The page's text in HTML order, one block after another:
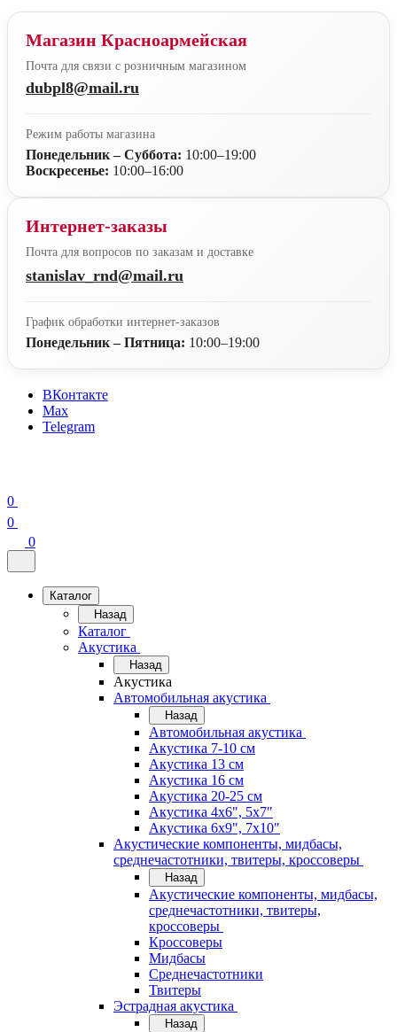
Магазин Красноармейская
Почта для связи с розничным магазином
dubpl8@mail.ru
Режим работы магазина
Понедельник – Суббота: 10:00–19:00
Воскресенье: 10:00–16:00
Интернет-заказы
Почта для вопросов по заказам и доставке
stanislav_rnd@mail.ru
График обработки интернет-заказов
Понедельник – Пятница: 10:00–19:00
ВКонтакте
Max
Telegram
0
0
0
Каталог
Назад
Каталог
Акустика
Назад
Акустика
Автомобильная акустика
Назад
Автомобильная акустика
Акустика 7-10 см
Акустика 13 см
Акустика 16 см
Акустика 20-25 см
Акустика 4х6", 5х7"
Акустика 6х9", 7х10"
Акустические компоненты, мидбасы,
среднечастотники, твитеры, кроссоверы
Назад
Акустические компоненты, мидбасы,
среднечастотники, твитеры,
кроссоверы
Кроссоверы
Мидбасы
Среднечастотники
Твитеры
Эстрадная акустика
Назад